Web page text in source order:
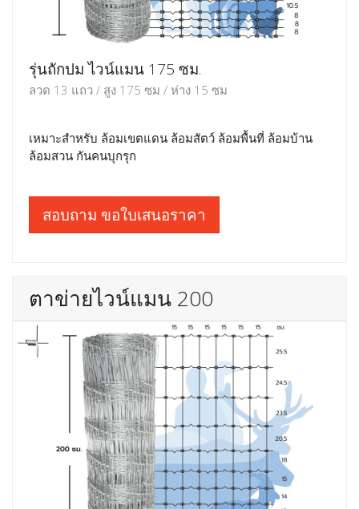
รุ่นถักปม ไวน์แมน 175 ซม.
ลวด 13 แถว / สูง 175 ซม / ห่าง 15 ซม
เหมาะสำหรับ ล้อมเขตแดน ล้อมสัตว์ ล้อมพื้นที่ ล้อมบ้าน
ล้อมสวน กันคนบุกรุก
สอบถาม ขอใบเสนอราคา
ตาข่ายไวน์แมน 200